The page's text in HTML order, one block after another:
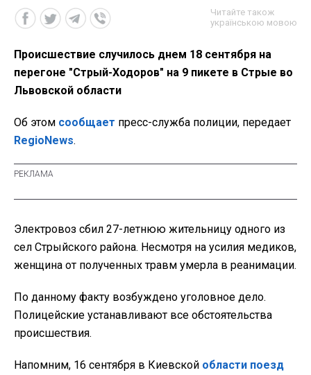
Читайте також
українською мовою
Происшествие случилось днем 18 сентября на
перегоне "Стрый-Ходоров" на 9 пикете в Стрые во
Львовской области
Об этом сообщает пресс-служба полиции, передает
RegioNews.
Электровоз сбил 27-летнюю жительницу одного из
сел Стрыйского района. Несмотря на усилия медиков,
женщина от полученных травм умерла в реанимации.
По данному факту возбуждено уголовное дело.
Полицейские устанавливают все обстоятельства
происшествия.
Напомним, 16 сентября в Киевской области поезд